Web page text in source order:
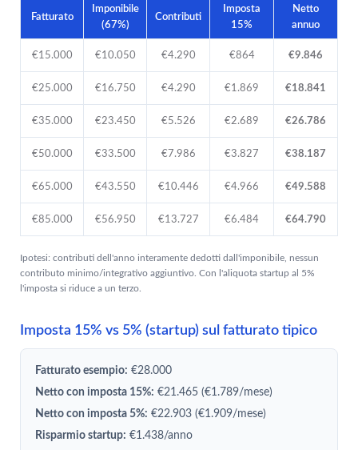
Fatturato
Imponibile
(67%)
Contributi
Imposta
15%
Netto
annuo
€15.000 €10.050 €4.290 €864 €9.846
€25.000 €16.750 €4.290 €1.869 €18.841
€35.000 €23.450 €5.526 €2.689 €26.786
€50.000 €33.500 €7.986 €3.827 €38.187
€65.000 €43.550 €10.446 €4.966 €49.588
€85.000 €56.950 €13.727 €6.484 €64.790
Ipotesi: contributi dell'anno interamente dedotti dall'imponibile, nessun
contributo minimo/integrativo aggiuntivo. Con l'aliquota startup al 5%
l'imposta si riduce a un terzo.
Imposta 15% vs 5% (startup) sul fatturato tipico
Fatturato esempio: €28.000
Netto con imposta 15%: €21.465 (€1.789/mese)
Netto con imposta 5%: €22.903 (€1.909/mese)
Risparmio startup: €1.438/anno